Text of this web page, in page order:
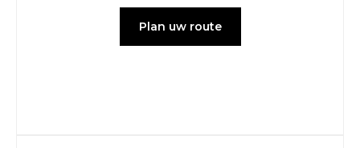
Plan uw route